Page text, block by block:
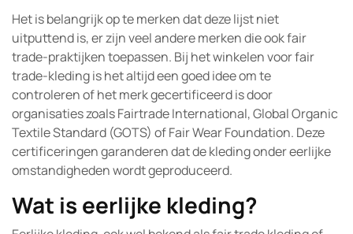
Het is belangrijk op te merken dat deze lijst niet
uitputtend is, er zijn veel andere merken die ook fair
trade-praktijken toepassen. Bij het winkelen voor fair
trade-kleding is het altijd een goed idee om te
controleren of het merk gecertificeerd is door
organisaties zoals Fairtrade International, Global Organic
Textile Standard (GOTS) of Fair Wear Foundation. Deze
certificeringen garanderen dat de kleding onder eerlijke
omstandigheden wordt geproduceerd.
Wat is eerlijke kleding?